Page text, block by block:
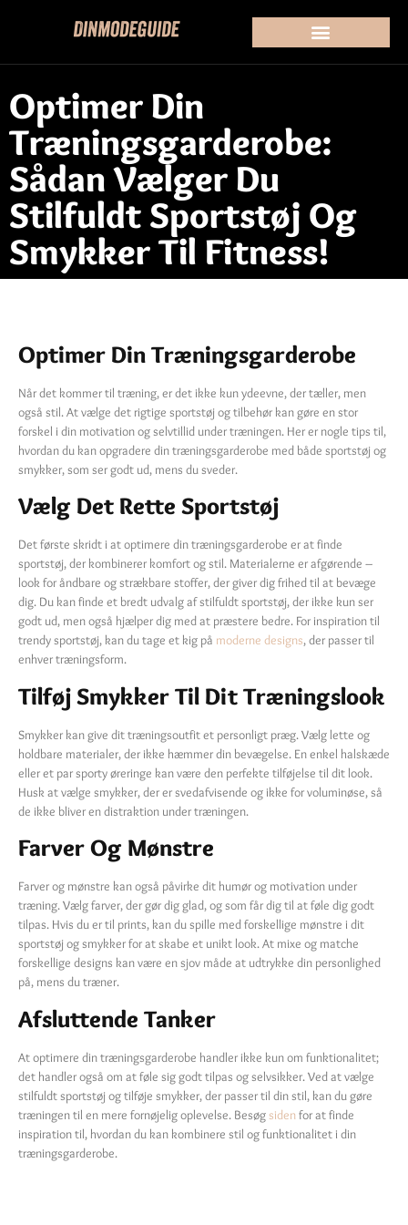
Optimer Din
Træningsgarderobe:
Sådan Vælger Du
Stilfuldt Sportstøj Og
Smykker Til Fitness!
Optimer Din Træningsgarderobe
Når det kommer til træning, er det ikke kun ydeevne, der tæller, men
også stil. At vælge det rigtige sportstøj og tilbehør kan gøre en stor
forskel i din motivation og selvtillid under træningen. Her er nogle tips til,
hvordan du kan opgradere din træningsgarderobe med både sportstøj og
smykker, som ser godt ud, mens du sveder.
Vælg Det Rette Sportstøj
Det første skridt i at optimere din træningsgarderobe er at finde
sportstøj, der kombinerer komfort og stil. Materialerne er afgørende –
look for åndbare og strækbare stoffer, der giver dig frihed til at bevæge
dig. Du kan finde et bredt udvalg af stilfuldt sportstøj, der ikke kun ser
godt ud, men også hjælper dig med at præstere bedre. For inspiration til
trendy sportstøj, kan du tage et kig på moderne designs, der passer til
enhver træningsform.
Tilføj Smykker Til Dit Træningslook
Smykker kan give dit træningsoutfit et personligt præg. Vælg lette og
holdbare materialer, der ikke hæmmer din bevægelse. En enkel halskæde
eller et par sporty øreringe kan være den perfekte tilføjelse til dit look.
Husk at vælge smykker, der er svedafvisende og ikke for voluminøse, så
de ikke bliver en distraktion under træningen.
Farver Og Mønstre
Farver og mønstre kan også påvirke dit humør og motivation under
træning. Vælg farver, der gør dig glad, og som får dig til at føle dig godt
tilpas. Hvis du er til prints, kan du spille med forskellige mønstre i dit
sportstøj og smykker for at skabe et unikt look. At mixe og matche
forskellige designs kan være en sjov måde at udtrykke din personlighed
på, mens du træner.
Afsluttende Tanker
At optimere din træningsgarderobe handler ikke kun om funktionalitet;
det handler også om at føle sig godt tilpas og selvsikker. Ved at vælge
stilfuldt sportstøj og tilføje smykker, der passer til din stil, kan du gøre
træningen til en mere fornøjelig oplevelse. Besøg siden for at finde
inspiration til, hvordan du kan kombinere stil og funktionalitet i din
træningsgarderobe.